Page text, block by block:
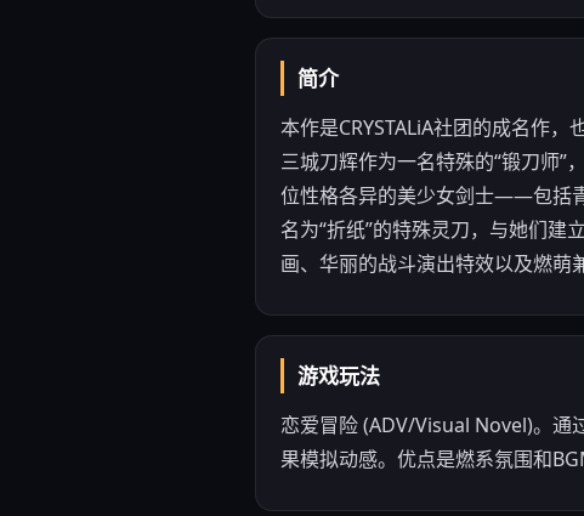
简介
本作是CRYSTALiA社团的成名作
三城刀辉作为一名特殊的“锻刀师
位性格各异的美少女剑士——包括
名为“折纸”的特殊灵刀，与她们建
画、华丽的战斗演出特效以及燃萌
游戏玩法
恋爱冒险 (ADV/Visual Novel)。通
果模拟动感。优点是燃系氛围和